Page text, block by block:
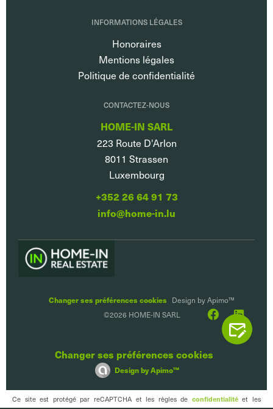
INFORMATIONS LÉGALES
Honoraires
Mentions légales
Politique de confidentialité
CONTACTEZ-NOUS
HOME-IN SARL
223 Route D'Arlon
8011 Strassen
Luxembourg
+352 26 64 91 73
info@home-in.lu
Changer ses préférences cookies Design byApimo™
©2026 HOME-IN SARL
Changer ses préférences cookies
Design byApimo™
Ce site est protégé par reCAPTCHA et les règles de confidentialitéet les